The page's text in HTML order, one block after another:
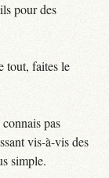
pour des
tout, faites le
pas
vis-à-vis des
simple.